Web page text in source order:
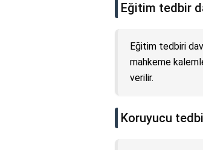
Eğitim tedbir
Eğitim tedbiri
mahkeme
verilir.
Koruyucu